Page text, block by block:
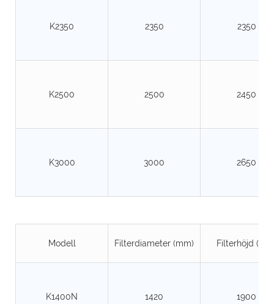
K2350 2350 2350
K2500 2500 2450
K3000 3000 2650
Modell Filterdiameter (mm) Filterhöjd
K1400N 1420 1900